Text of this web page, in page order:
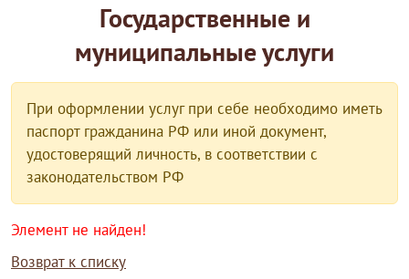
Государственные и
муниципальные услуги
При оформлении услуг при себе необходимо иметь
паспорт гражданина РФ или иной документ,
удостоверящий личность, в соответствии с
законодательством РФ
Элемент не найден!
Возврат к списку